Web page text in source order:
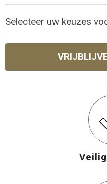
Selecteer uw keuzes